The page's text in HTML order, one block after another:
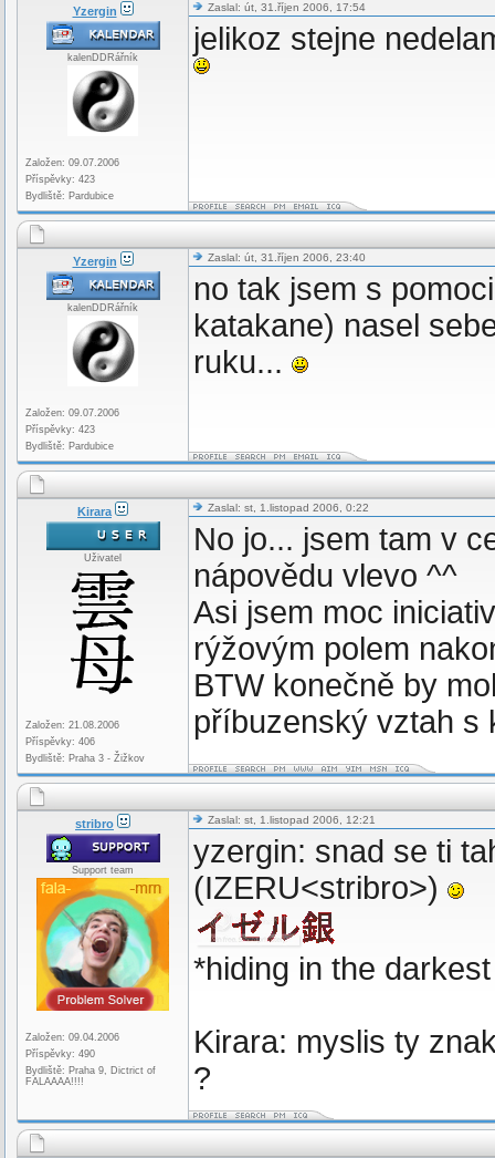
Yzergin
kalenDDRářník
Založen: 09.07.2006
Příspěvky: 423
Bydliště: Pardubice
Zaslal: út, 31.říjen 2006, 17:54
jelikoz stejne
Yzergin
kalenDDRářník
Založen: 09.07.2006
Příspěvky: 423
Bydliště: Pardubice
Zaslal: út, 31.říjen 2006, 23:40
no tak jsem s
katakane) nasel
ruku...
Kirara
Uživatel
Založen: 21.08.2006
Příspěvky: 406
Bydliště: Praha 3 - Žižkov
Zaslal: st, 1.listopad 2006, 0:22
No jo... jsem tam v
nápovědu vlevo ^^
Asi jsem moc
rýžovým polem
BTW konečně by
příbuzenský vztah s
stribro
Support team
Založen: 09.04.2006
Příspěvky: 490
Bydliště: Praha 9, Dictrict of
FALAAAA!!!!
Zaslal: st, 1.listopad 2006, 12:21
yzergin: snad se ti
(IZERU<stribro>)
*hiding in the
Kirara: myslis ty
?